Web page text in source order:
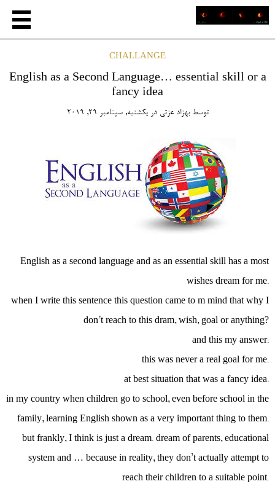
CHALLANGE
English as a Second Language… essential skill or a
fancy idea
توسطبهزاد عزتی دریکشنبه, سپتامبر 29, 2019
English as a second language and as an essential skill has a most
wishes dream for me.
when I write this sentence this question came to m mind that why I
don’t reach to this dram, wish, goal or anything?
and this my answer:
this was never a real goal for me.
at best situation that was a fancy idea.
in my country when children go to school, even before school in the
family, learning English shown as a very important thing to them.
but frankly, I think is just a dream. dream of parents, educational
system and … because in reality, they don’t actually attempt to
reach their children to a suitable point.